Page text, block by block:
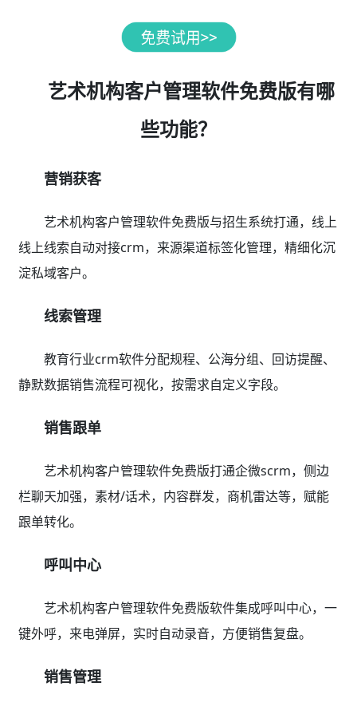
艺术机构客户管理软件免费版有哪
些功能？
营销获客
艺术机构客户管理软件免费版与招生系统打通，线上
线上线索自动对接crm，来源渠道标签化管理，精细化沉
淀私域客户。
线索管理
教育行业crm软件分配规程、公海分组、回访提醒、
静默数据销售流程可视化，按需求自定义字段。
销售跟单
艺术机构客户管理软件免费版打通企微scrm，侧边
栏聊天加强，素材/话术，内容群发，商机雷达等，赋能
跟单转化。
呼叫中心
艺术机构客户管理软件免费版软件集成呼叫中心，一
键外呼，来电弹屏，实时自动录音，方便销售复盘。
销售管理